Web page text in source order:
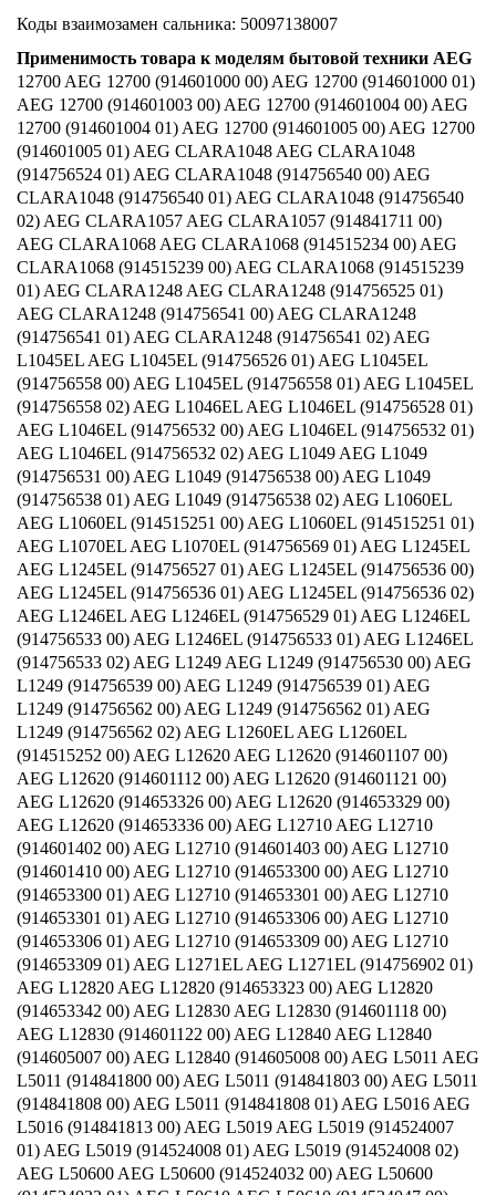
Коды взаимозамен сальника: 50097138007
Применимость товара к моделям бытовой техники AEG
12700 AEG 12700 (914601000 00) AEG 12700 (914601000 01)
AEG 12700 (914601003 00) AEG 12700 (914601004 00) AEG
12700 (914601004 01) AEG 12700 (914601005 00) AEG 12700
(914601005 01) AEG CLARA1048 AEG CLARA1048
(914756524 01) AEG CLARA1048 (914756540 00) AEG
CLARA1048 (914756540 01) AEG CLARA1048 (914756540
02) AEG CLARA1057 AEG CLARA1057 (914841711 00)
AEG CLARA1068 AEG CLARA1068 (914515234 00) AEG
CLARA1068 (914515239 00) AEG CLARA1068 (914515239
01) AEG CLARA1248 AEG CLARA1248 (914756525 01)
AEG CLARA1248 (914756541 00) AEG CLARA1248
(914756541 01) AEG CLARA1248 (914756541 02) AEG
L1045EL AEG L1045EL (914756526 01) AEG L1045EL
(914756558 00) AEG L1045EL (914756558 01) AEG L1045EL
(914756558 02) AEG L1046EL AEG L1046EL (914756528 01)
AEG L1046EL (914756532 00) AEG L1046EL (914756532 01)
AEG L1046EL (914756532 02) AEG L1049 AEG L1049
(914756531 00) AEG L1049 (914756538 00) AEG L1049
(914756538 01) AEG L1049 (914756538 02) AEG L1060EL
AEG L1060EL (914515251 00) AEG L1060EL (914515251 01)
AEG L1070EL AEG L1070EL (914756569 01) AEG L1245EL
AEG L1245EL (914756527 01) AEG L1245EL (914756536 00)
AEG L1245EL (914756536 01) AEG L1245EL (914756536 02)
AEG L1246EL AEG L1246EL (914756529 01) AEG L1246EL
(914756533 00) AEG L1246EL (914756533 01) AEG L1246EL
(914756533 02) AEG L1249 AEG L1249 (914756530 00) AEG
L1249 (914756539 00) AEG L1249 (914756539 01) AEG
L1249 (914756562 00) AEG L1249 (914756562 01) AEG
L1249 (914756562 02) AEG L1260EL AEG L1260EL
(914515252 00) AEG L12620 AEG L12620 (914601107 00)
AEG L12620 (914601112 00) AEG L12620 (914601121 00)
AEG L12620 (914653326 00) AEG L12620 (914653329 00)
AEG L12620 (914653336 00) AEG L12710 AEG L12710
(914601402 00) AEG L12710 (914601403 00) AEG L12710
(914601410 00) AEG L12710 (914653300 00) AEG L12710
(914653300 01) AEG L12710 (914653301 00) AEG L12710
(914653301 01) AEG L12710 (914653306 00) AEG L12710
(914653306 01) AEG L12710 (914653309 00) AEG L12710
(914653309 01) AEG L1271EL AEG L1271EL (914756902 01)
AEG L12820 AEG L12820 (914653323 00) AEG L12820
(914653342 00) AEG L12830 AEG L12830 (914601118 00)
AEG L12830 (914601122 00) AEG L12840 AEG L12840
(914605007 00) AEG L12840 (914605008 00) AEG L5011 AEG
L5011 (914841800 00) AEG L5011 (914841803 00) AEG L5011
(914841808 00) AEG L5011 (914841808 01) AEG L5016 AEG
L5016 (914841813 00) AEG L5019 AEG L5019 (914524007
01) AEG L5019 (914524008 01) AEG L5019 (914524008 02)
AEG L50600 AEG L50600 (914524032 00) AEG L50600